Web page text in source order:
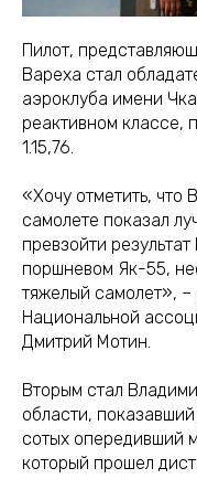
Пилот,
Вареха стал
аэроклуба имени
реактивном классе,
1.15,76.
«Хочу отметить, что
самолете показал
превзойти
поршневом Як-55,
тяжелый самолет»,
Национальной
Дмитрий Мотин.
Вторым стал
области, показавший
сотых опередивший
который прошел